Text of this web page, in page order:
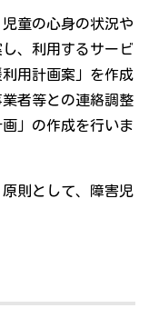
童の心身の状況や
、利用するサービ
用計画案」を作成
者等との連絡調整
」の作成を行いま
則として、障害児